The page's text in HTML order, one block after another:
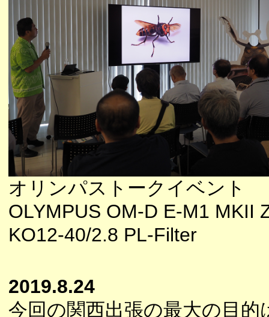
オリンパストークイベント
OLYMPUS OM-D E-M1 MKII
KO12-40/2.8 PL-Filter
2019.8.24
今回の関西出張の最大の目的